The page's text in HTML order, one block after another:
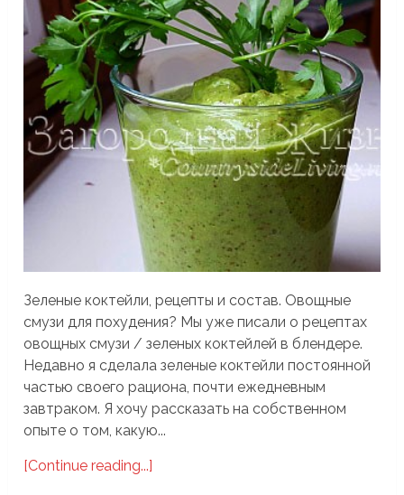
Зеленые коктейли, рецепты и состав. Овощные
смузи для похудения? Мы уже писали о рецептах
овощных смузи / зеленых коктейлей в блендере.
Недавно я сделала зеленые коктейли постоянной
частью своего рациона, почти ежедневным
завтраком. Я хочу рассказать на собственном
опыте о том, какую...
[Continue reading...]